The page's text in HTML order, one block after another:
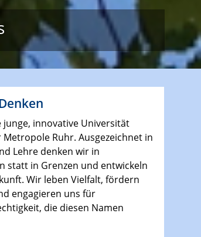
junge, innovative Universität
Ruhr. Ausgezeichnet in
Lehre denken wir in
statt in Grenzen und entwickeln
Wir leben Vielfalt, fördern
engagieren uns für
die diesen Namen